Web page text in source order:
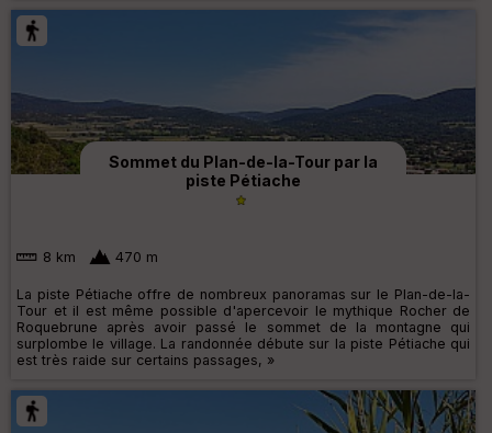
Sommet du Plan-de-la-Tour par la
piste Pétiache
8 km 470 m
La piste Pétiache offre de nombreux panoramas sur le Plan-de-la-
Tour et il est même possible d'apercevoir le mythique Rocher de
Roquebrune après avoir passé le sommet de la montagne qui
surplombe le village. La randonnée débute sur la piste Pétiache qui
est très raide sur certains passages, »